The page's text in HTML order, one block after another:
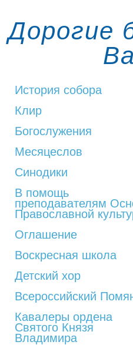
Дорогие
История собора
Клир
Богослужения
Месяцеслов
Синодики
В помощь
преподавателям
Православной
Оглашение
Воскресная школа
Детский хор
Всероссийский
Кавалеры ордена
Святого Князя
Владимира